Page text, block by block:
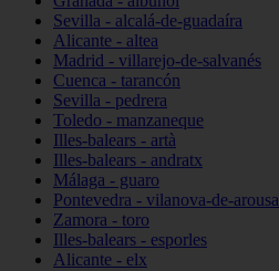
Sevilla - alcalá-de-guadaíra
Alicante - altea
Madrid - villarejo-de-salvanés
Cuenca - tarancón
Sevilla - pedrera
Toledo - manzaneque
Illes-balears - artà
Illes-balears - andratx
Málaga - guaro
Pontevedra - vilanova-de-arousa
Zamora - toro
Illes-balears - esporles
Alicante - elx